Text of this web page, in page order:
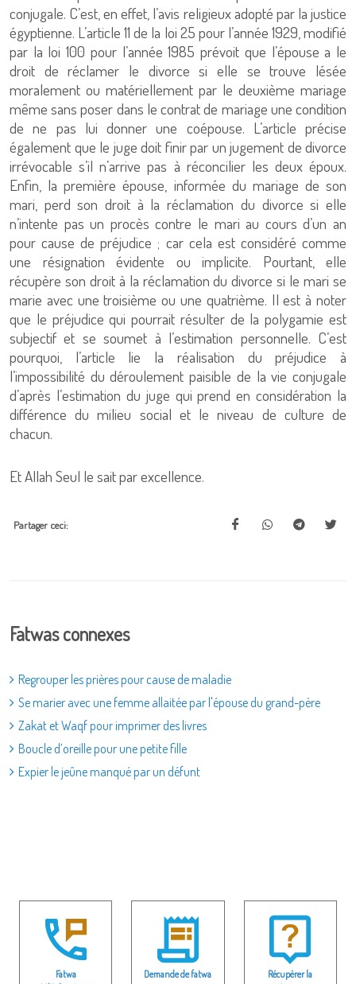
conjugale. C’est, en effet, l’avis religieux adopté par la justice
égyptienne. L’article 11 de la loi 25 pour l’année 1929, modifié
par la loi 100 pour l’année 1985 prévoit que l’épouse a le
droit de réclamer le divorce si elle se trouve lésée
moralement ou matériellement par le deuxième mariage
même sans poser dans le contrat de mariage une condition
de ne pas lui donner une coépouse. L’article précise
également que le juge doit finir par un jugement de divorce
irrévocable s’il n’arrive pas à réconcilier les deux époux.
Enfin, la première épouse, informée du mariage de son
mari, perd son droit à la réclamation du divorce si elle
n’intente pas un procès contre le mari au cours d’un an
pour cause de préjudice ; car cela est considéré comme
une résignation évidente ou implicite. Pourtant, elle
récupère son droit à la réclamation du divorce si le mari se
marie avec une troisième ou une quatrième. Il est à noter
que le préjudice qui pourrait résulter de la polygamie est
subjectif et se soumet à l’estimation personnelle. C’est
pourquoi, l’article lie la réalisation du préjudice à
l’impossibilité du déroulement paisible de la vie conjugale
d’après l’estimation du juge qui prend en considération la
différence du milieu social et le niveau de culture de
chacun.
Et Allah Seul le sait par excellence.
Partager ceci:
Fatwas connexes
Regrouper les prières pour cause de maladie
Se marier avec une femme allaitée par l'épouse du grand-père
Zakat et Waqf pour imprimer des livres
Boucle d’oreille pour une petite fille
Expier le jeûne manqué par un défunt
Fatwa
Demande de fatwa
Récupérer la